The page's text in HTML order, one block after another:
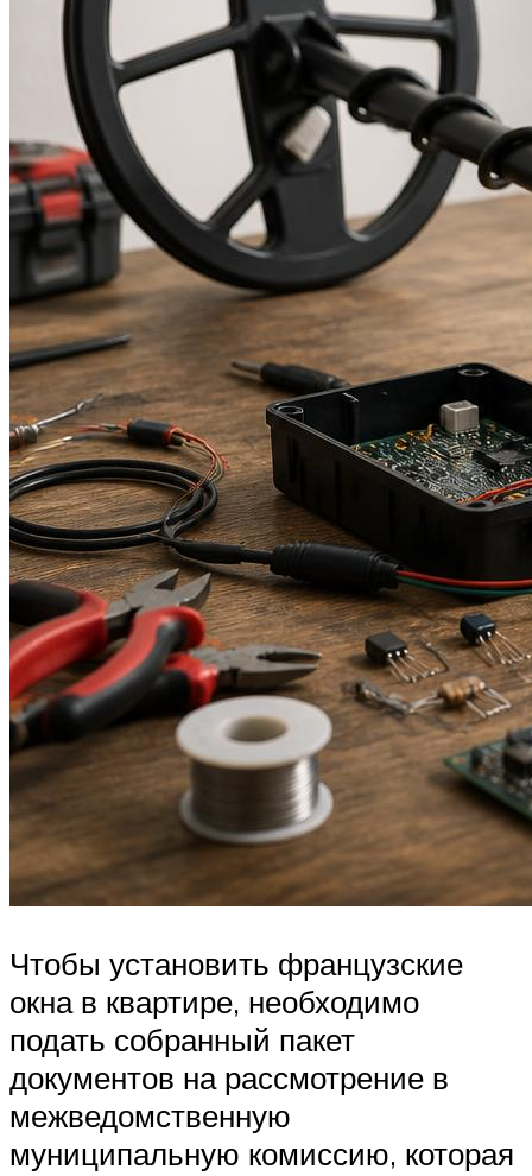
Чтобы установить французские
окна в квартире, необходимо
подать собранный пакет
документов на рассмотрение в
межведомственную
муниципальную комиссию, которая